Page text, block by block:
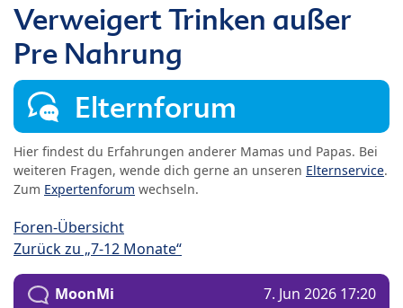
Verweigert Trinken außer
Pre Nahrung
Elternforum
Hier findest du Erfahrungen anderer Mamas und Papas. Bei
weiteren Fragen, wende dich gerne an unseren Elternservice.
Zum Expertenforum wechseln.
Foren-Übersicht
Zurück zu „7-12 Monate“
MoonMi 7. Jun 2026 17:20